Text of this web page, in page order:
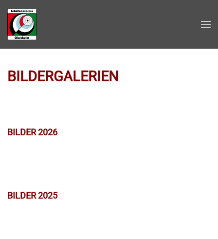
Zum Hauptinhalt springen
BILDERGALERIEN
BILDER 2026
BILDER 2025